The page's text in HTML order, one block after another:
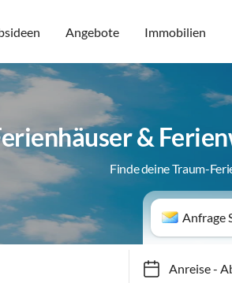
Angebote Immobilien
&
Finde deine Traum-
Anfrage
Anreise-